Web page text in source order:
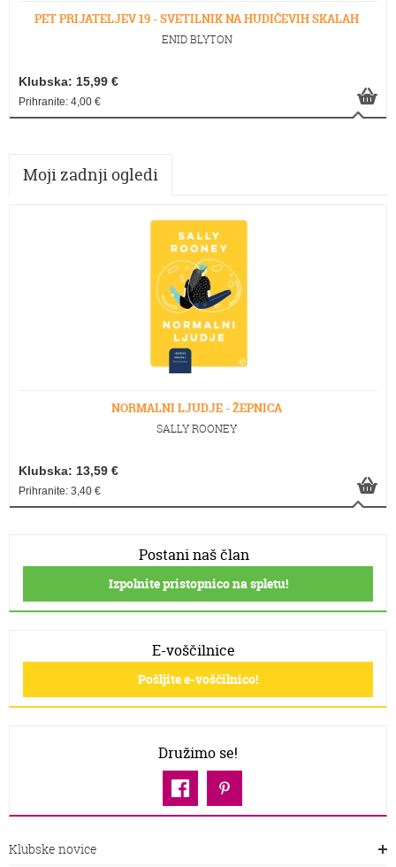
PET PRIJATELJEV 19 - SVETILNIK NA HUDIČEVIH SKALAH
ENID BLYTON
Klubska: 15,99 €
Prihranite: 4,00 €
Moji zadnji ogledi
NORMALNI LJUDJE - ŽEPNICA
SALLY ROONEY
Klubska: 13,59 €
Prihranite: 3,40 €
Postani naš član
Izpolnite pristopnico na spletu!
E-voščilnice
Pošljite e-voščilnico!
Družimo se!
Klubske novice